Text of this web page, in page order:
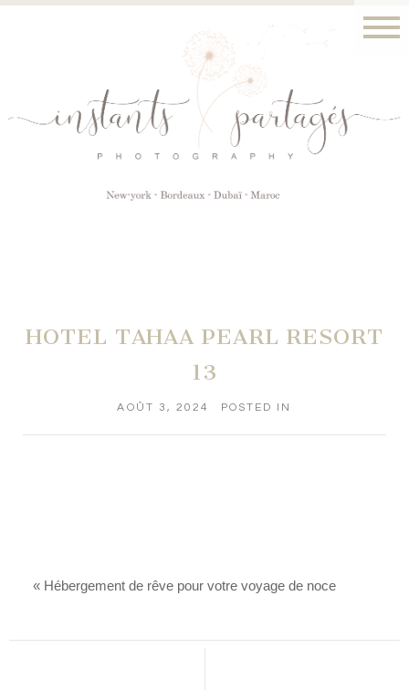
HOTEL TAHAA PEARL RESORT
13
AOÛT 3, 2024 POSTED IN
« Hébergement de rêve pour votre voyage de noce